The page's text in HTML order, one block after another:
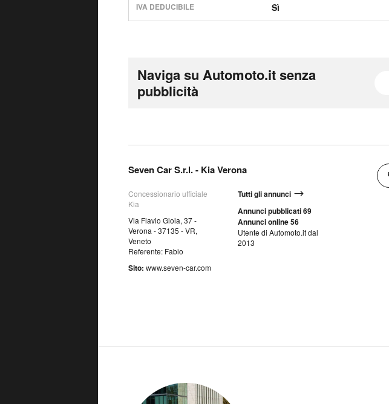
IVA DEDUCIBILE Sì
Naviga su Automoto.it senza
pubblicità
Seven Car S.r.l. - Kia Verona
Concessionario ufficiale
Kia
Via Flavio Gioia, 37 -
Verona - 37135 - VR,
Veneto
Referente: Fabio
Sito: www.seven-car.com
Tutti gli annunci
Annunci pubblicati 69
Annunci online 56
Utente di Automoto.it dal
2013